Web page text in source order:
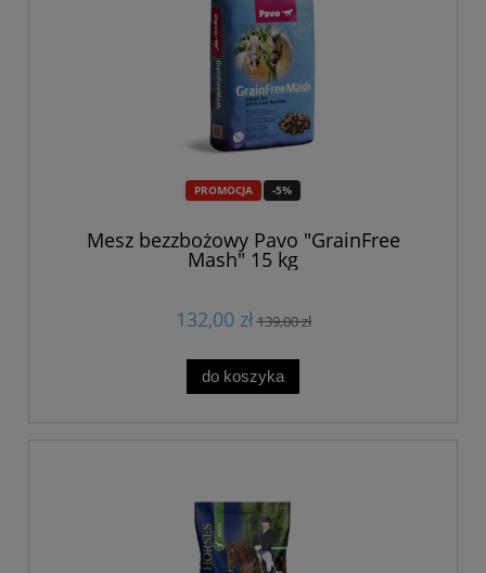
PROMOCJA -5%
Mesz bezzbożowy Pavo "GrainFree
Mash" 15 kg
132,00 zł139,00 zł
do koszyka